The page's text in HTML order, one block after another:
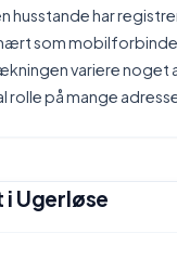
husstande har
som
variere
på mange
Ugerløse